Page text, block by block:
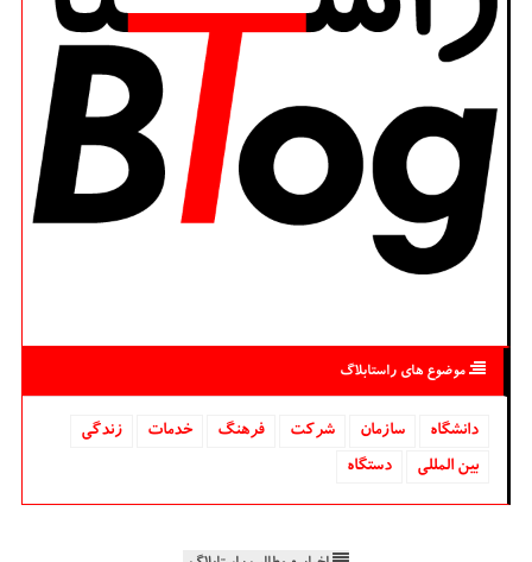
موضوع های راستابلاگ
دانشگاه‌ سازمان شركت فرهنگ خدمات
زندگی
بین المللی
دستگاه